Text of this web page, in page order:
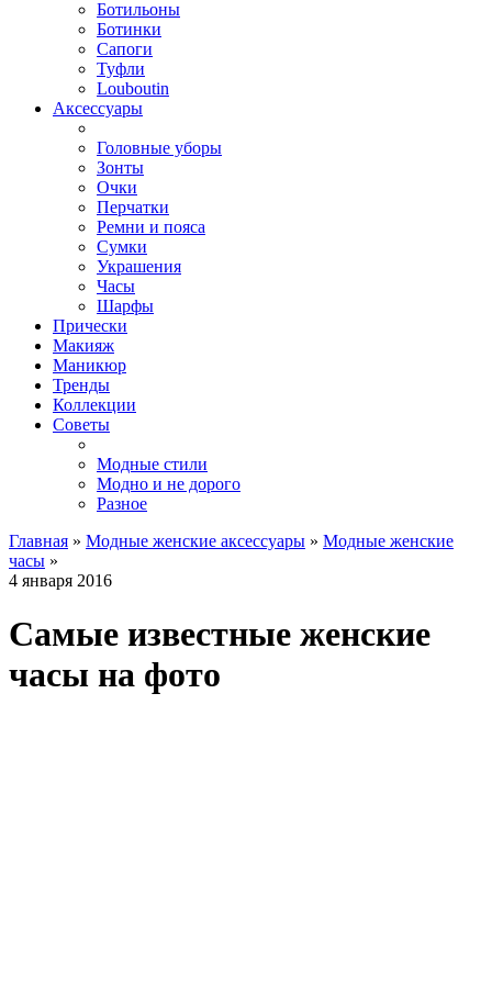
Ботильоны
Ботинки
Сапоги
Туфли
Louboutin
Аксессуары
Головные уборы
Зонты
Очки
Перчатки
Ремни и пояса
Сумки
Украшения
Часы
Шарфы
Прически
Макияж
Маникюр
Тренды
Коллекции
Советы
Модные стили
Модно и не дорого
Разное
Главная » Модные женские аксессуары » Модные женские
часы »
4 января 2016
Самые известные женские
часы на фото